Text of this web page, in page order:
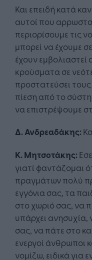
Και επειδή κατά
αυτοί που
περιορίσουμε τις
μπορεί να έχουμε
έχουν εμβολιαστεί
κρούσματα σε
προστατεύσει
πίεση από το
να επιστρέψουμε
Δ. Ανδρεαδάκης:
Κ. Μητσοτάκης:
γιατί φαντάζομαι
πραγμάτων πολύ
εγγόνια σας, τα
στο χωριό σας, να
υπάρχει ανησυχία,
σας, να πάτε στο
ενεργοί άνθρωποι
νομίζω, ειδικά